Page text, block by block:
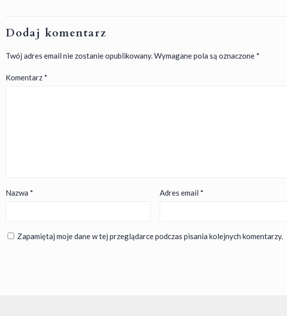
Dodaj komentarz
Twój adres email nie zostanie opublikowany.Wymagane pola są oznaczone *
Komentarz *
Nazwa * Adres email *
Zapamiętaj moje dane w tej przeglądarce podczas pisania kolejnych komentarzy.